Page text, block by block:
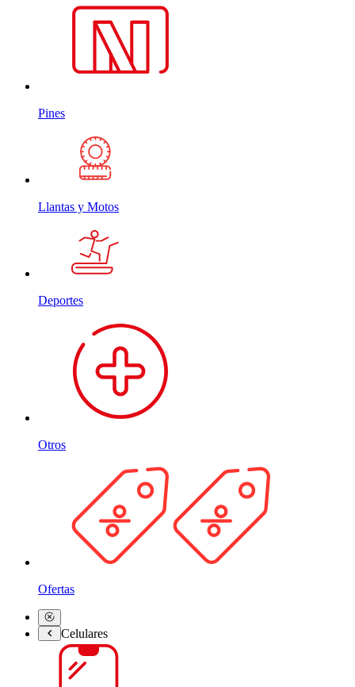
Pines
Llantas y Motos
Deportes
Otros
Ofertas
Celulares